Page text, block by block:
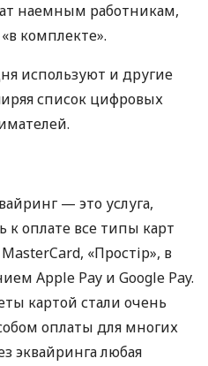
наемным работникам,
комплекте».
используют и другие
список цифровых
— это услуга,
оплате все типы карт
«Простір», в
Apple Pay и Google Pay.
картой стали очень
оплаты для многих
эквайринга любая